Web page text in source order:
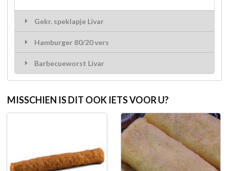
Gekr. speklapje Livar
Hamburger 80/20 vers
Barbecueworst Livar
MISSCHIEN IS DIT OOK IETS VOOR U?